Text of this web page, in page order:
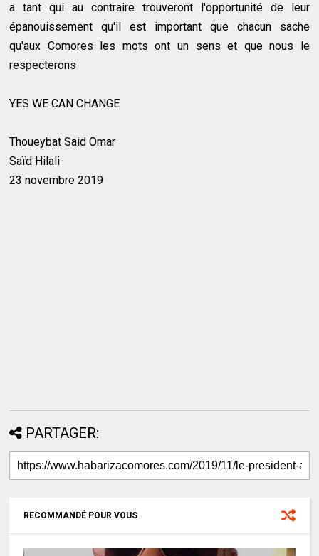
a tant qui au contraire trouveront l'opportunité de leur
épanouissement qu'il est important que chacun sache
qu'aux Comores les mots ont un sens et que nous le
respecterons
YES WE CAN CHANGE
Thoueybat Said Omar
Saïd Hilali
23 novembre 2019
PARTAGER:
RECOMMANDÉ POUR VOUS